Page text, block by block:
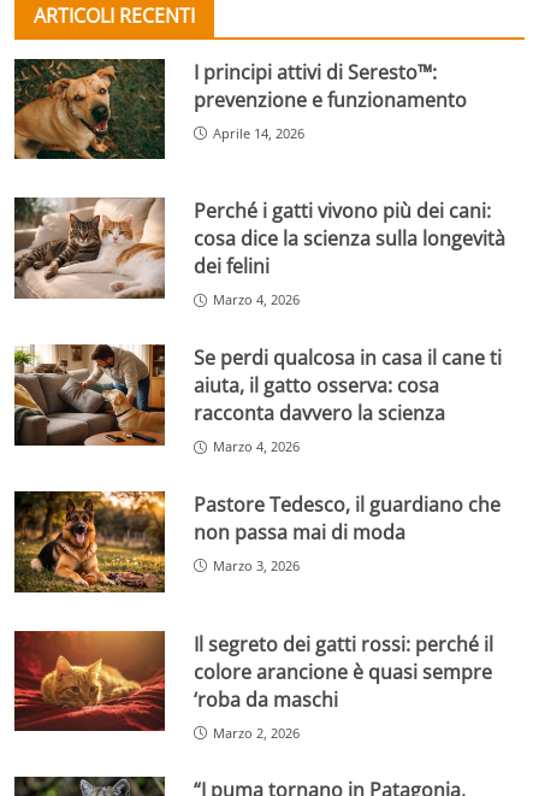
ARTICOLI RECENTI
I principi attivi di Seresto™:
prevenzione e funzionamento
Aprile 14, 2026
Perché i gatti vivono più dei cani:
cosa dice la scienza sulla longevità
dei felini
Marzo 4, 2026
Se perdi qualcosa in casa il cane ti
aiuta, il gatto osserva: cosa
racconta davvero la scienza
Marzo 4, 2026
Pastore Tedesco, il guardiano che
non passa mai di moda
Marzo 3, 2026
Il segreto dei gatti rossi: perché il
colore arancione è quasi sempre
‘roba da maschi
Marzo 2, 2026
“I puma tornano in Patagonia,